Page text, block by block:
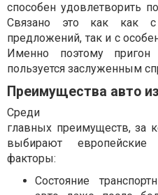
способен удовлетворить
Связано это как как
предложений, так и с
Именно поэтому
пользуется заслуженным
Преимущества авто
Среди
главных преимуществ, за
выбирают
факторы:
Состояние